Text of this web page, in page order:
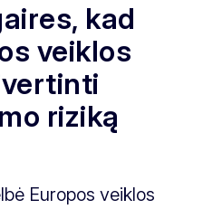
kad
veiklos
riziką
Europos veiklos